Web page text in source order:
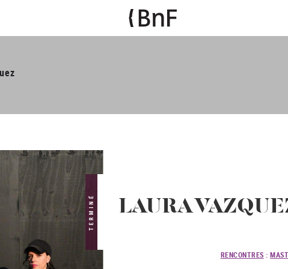
TERMINÉ LAURA
RENCONTRES :